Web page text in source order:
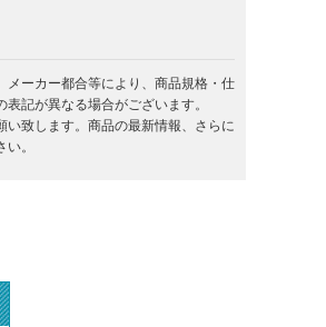
メーカー都合等により、商品規格・仕
記が異なる場合がございます。
致します。商品の最新情報、さらに
。